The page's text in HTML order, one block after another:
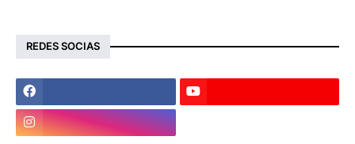
REDES SOCIAS